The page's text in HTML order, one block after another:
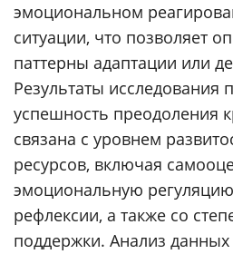
эмоциональном
ситуации, что позволяет
паттерны адаптации или
Результаты исследования
успешность преодоления
связана с уровнем
ресурсов, включая
эмоциональную
рефлексии, а также со
поддержки. Анализ